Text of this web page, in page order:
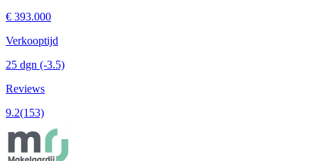
€ 393.000
Verkooptijd
25 dgn (-3.5)
Reviews
9.2(153)